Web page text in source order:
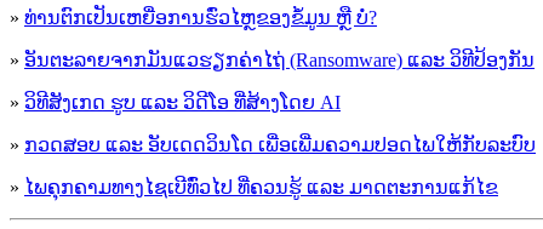
» ທ່ານຕົກເປັນເຫຍື່ອການຮົ່ວໄຫຼຂອງຂໍ້ມູນ ຫຼື ບໍ່?
» ອັນຕະລາຍຈາກມັນແວຮຽກຄ່າໄຖ່ (Ransomware) ແລະ ວິທີປ້ອງກັນ
» ວິທີສັງເກດ ຮູບ ແລະ ວິດີໂອ ທີ່ສ້າງໂດຍ AI
» ກວດສອບ ແລະ ອັບເດດວິນໂດ ເພື່ອເພີ່ມຄວາມປອດໄພໃຫ້ກັບລະບົບ
» ໄພຄຸກຄາມທາງໄຊເບີທົ່ວໄປ ທີ່ຄວນຮູ້ ແລະ ມາດຕະການແກ້ໄຂ